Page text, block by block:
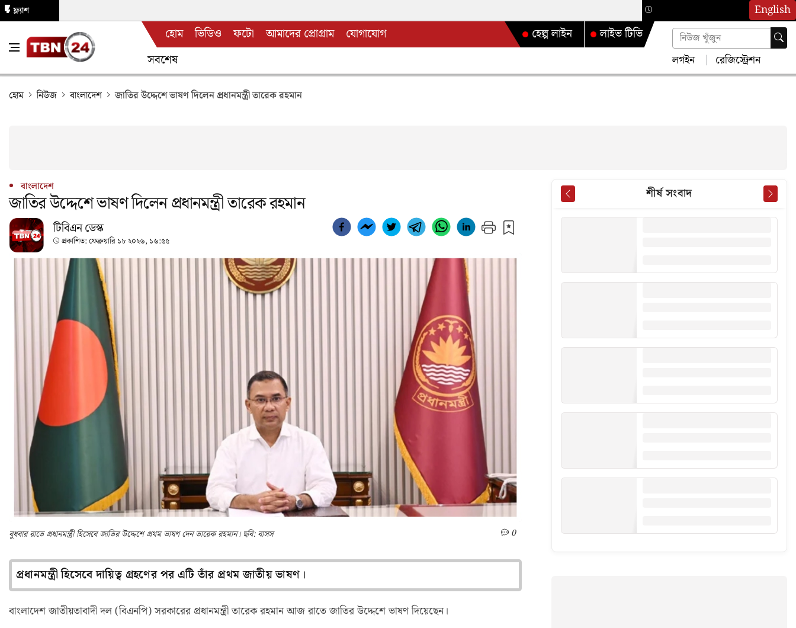
English
ফ্ল্যাশ
হোম ভিডিও ফটো আমাদের প্রোগ্রাম যোগাযোগ লাইভ টিভি
হেল্প লাইন
সবশেষ
লগইন রেজিস্ট্রেশন
হোম নিউজ বাংলাদেশ জাতির উদ্দেশে ভাষণ দিলেন প্রধানমন্ত্রী তারেক রহমান
বাংলাদেশ
জাতির উদ্দেশে ভাষণ দিলেন প্রধানমন্ত্রী তারেক রহমান
টিবিএন ডেস্ক
প্রকাশিত: ফেব্রুয়ারি ১৮ ২০২৬, ১৬:৫৫
বুধবার রাতে প্রধানমন্ত্রী হিসেবে জাতির উদ্দেশে প্রথম ভাষণ দেন তারেক রহমান। ছবি: বাসস 0
প্রধানমন্ত্রী হিসেবে দায়িত্ব গ্রহণের পর এটি তাঁর প্রথম জাতীয় ভাষণ।
বাংলাদেশ জাতীয়তাবাদী দল (বিএনপি) সরকারের প্রধানমন্ত্রী তারেক রহমান আজ রাতে জাতির উদ্দেশে ভাষণ দিয়েছেন।
শীর্ষ সংবাদ